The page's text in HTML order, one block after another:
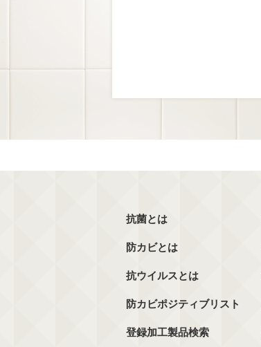
抗菌とは
防カビとは
抗ウイルスとは
防カビポジティブリスト
登録加工製品検索